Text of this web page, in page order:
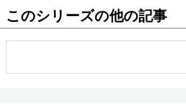
東京
このシリーズの他の記事